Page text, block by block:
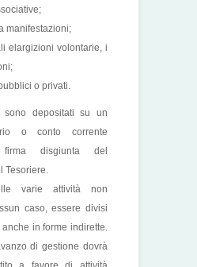
manifestazioni;
volontarie, i
o privati.
sono depositati su un
o conto corrente
disgiunta del
Tesoriere.
varie attività non
caso, essere divisi
in forme indirette.
di gestione dovrà